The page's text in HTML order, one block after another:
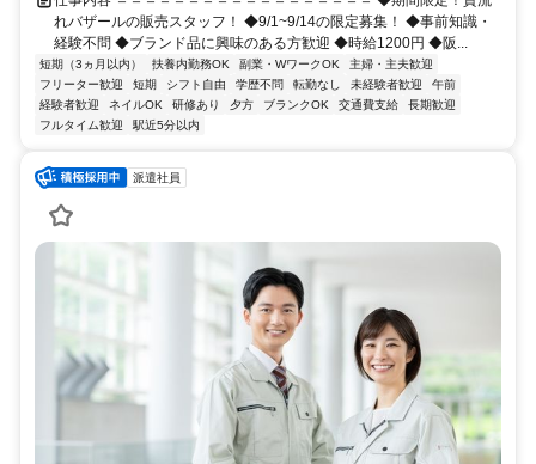
れバザールの販売スタッフ！ ◆9/1~9/14の限定募集！ ◆事前知識・
経験不問 ◆ブランド品に興味のある方歓迎 ◆時給1200円 ◆阪...
短期（3ヵ月以内） 扶養内勤務OK 副業・WワークOK
主婦・主夫歓迎
フリーター歓迎
短期 シフト自由 学歴不問 転勤なし 未経験者歓迎
午前
経験者歓迎
ネイルOK 研修あり 夕方 ブランクOK 交通費支給
長期歓迎
フルタイム歓迎
駅近5分以内
派遣社員